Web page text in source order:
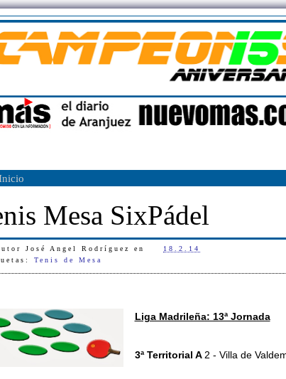
Mesa SixPádel
José Angel Rodríguez en 18.2.14
Tenis de Mesa
Liga Madrileña: 13ª Jornada
3ª Territorial A 2 - Villa de